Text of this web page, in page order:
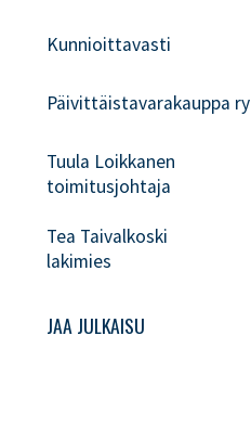
Kunnioittavasti
Päivittäistavarakauppa ry
Tuula Loikkanen
toimitusjohtaja
Tea Taivalkoski
lakimies
JAA JULKAISU